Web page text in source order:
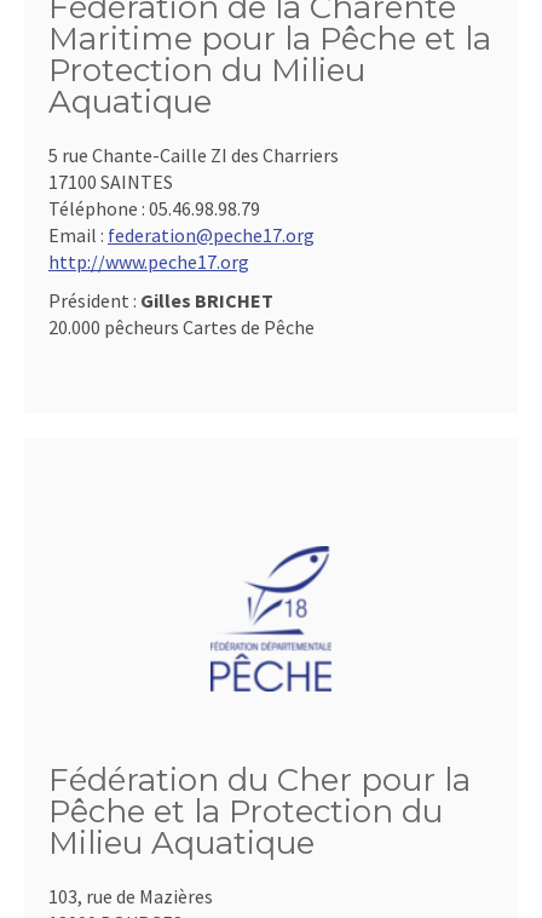
Maritime pour la Pêche et la
Protection du Milieu
Aquatique
5 rue Chante-Caille ZI des Charriers
17100 SAINTES
Téléphone : 05.46.98.98.79
Email : federation@peche17.org
http://www.peche17.org
Président : Gilles BRICHET
20.000 pêcheurs Cartes de Pêche
Fédération du Cher pour la
Pêche et la Protection du
Milieu Aquatique
103, rue de Mazières